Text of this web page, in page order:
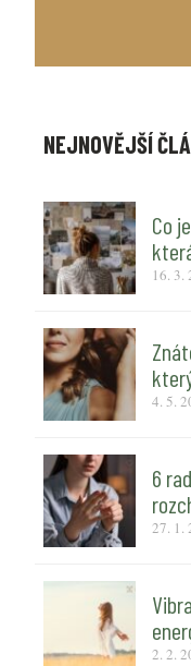
NEJNOVĚJŠÍ
Co
16. 3.
4. 5.
6
27. 1.
2. 2.